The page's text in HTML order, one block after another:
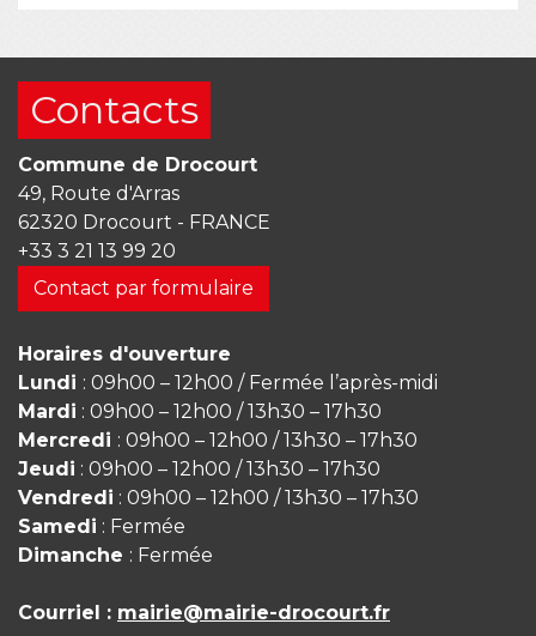
Contacts
Commune de Drocourt
49, Route d'Arras
62320 Drocourt - FRANCE
+33 3 21 13 99 20
Contact par formulaire
Horaires d'ouverture
Lundi : 09h00 – 12h00 / Fermée l’après-midi
Mardi : 09h00 – 12h00 / 13h30 – 17h30
Mercredi : 09h00 – 12h00 / 13h30 – 17h30
Jeudi : 09h00 – 12h00 / 13h30 – 17h30
Vendredi : 09h00 – 12h00 / 13h30 – 17h30
Samedi : Fermée
Dimanche : Fermée
Courriel : mairie@mairie-drocourt.fr